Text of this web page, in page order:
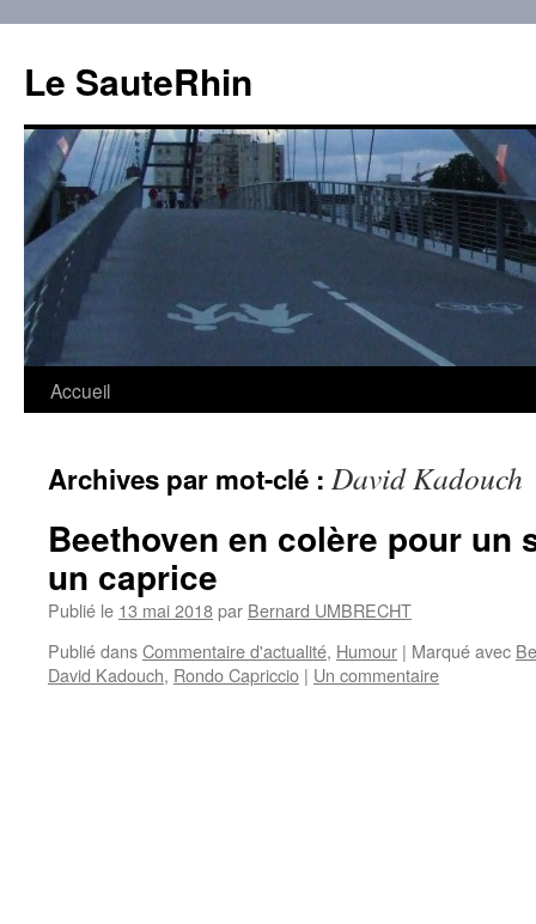
contenu
Le SauteRhin
Accueil
Archives par mot-clé : David Kadouch
Beethoven en colère pour un
un caprice
Publié le 13 mai 2018par Bernard UMBRECHT
Publié dansCommentaire d'actualité, Humour | Marqué avec
David Kadouch, Rondo Capriccio | Un commentaire